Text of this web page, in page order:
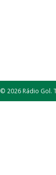
© 2026 Rádio Gol.